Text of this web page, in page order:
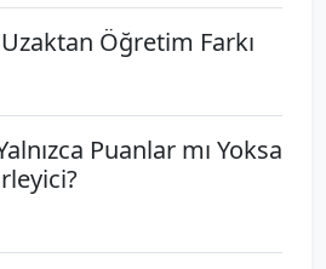
Öğretim Farkı
Puanlar mı Yoksa